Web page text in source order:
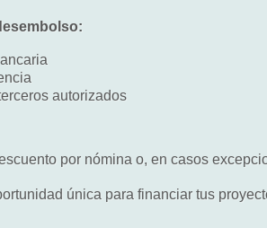
autorizados
por nómina o, en casos
única para financiar tus